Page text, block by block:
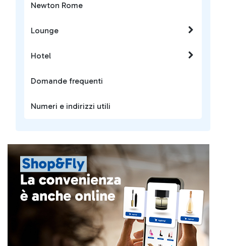
Newton Rome
Lounge
Hotel
Domande frequenti
Numeri e indirizzi utili